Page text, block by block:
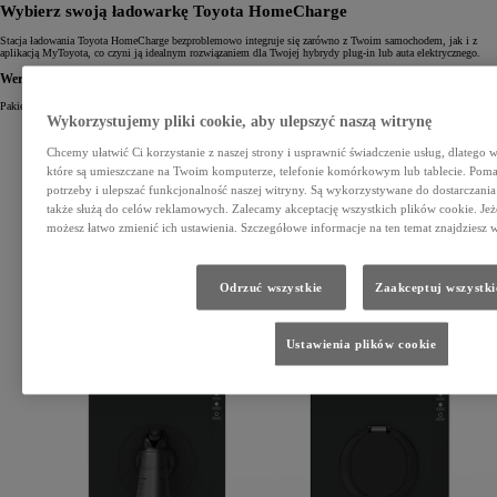
Wybierz swoją ładowarkę Toyota HomeCharge
Stacja ładowania Toyota HomeCharge bezproblemowo integruje się zarówno z Twoim samochodem, jak i z
aplikacją MyToyota, co czyni ją idealnym rozwiązaniem dla Twojej hybrydy plug-in lub auta elektrycznego.
Wersja Base
Pakiet startowy
Wykorzystujemy pliki cookie, aby ulepszyć naszą witrynę
Chcemy ułatwić Ci korzystanie z naszej strony i usprawnić świadczenie usług,
które są umieszczane na Twoim komputerze, telefonie komórkowym lub tablecie.
potrzeby i ulepszać funkcjonalność naszej witryny. Są wykorzystywane do
także służą do celów reklamowych. Zalecamy akceptację wszystkich plików cookie.
możesz łatwo zmienić ich ustawienia. Szczegółowe informacje na ten temat znajdziesz
Odrzuć wszystkie Zaakceptuj
Ustawienia plików cookie